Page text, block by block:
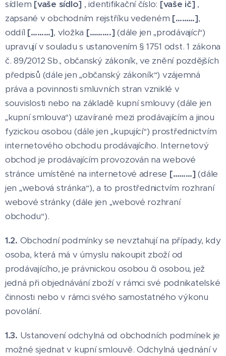
sídlem [vaše sídlo] , identifikační číslo: [vaše ič] ,
zapsané v obchodním rejstříku vedeném [………],
oddíl [………], vložka [……….] (dále jen „prodávající“)
upravují v souladu s ustanovením § 1751 odst. 1 zákona
č. 89/2012 Sb., občanský zákoník, ve znění pozdějších
předpisů (dále jen „občanský zákoník“) vzájemná
práva a povinnosti smluvních stran vzniklé v
souvislosti nebo na základě kupní smlouvy (dále jen
„kupní smlouva“) uzavírané mezi prodávajícím a jinou
fyzickou osobou (dále jen „kupující“) prostřednictvím
internetového obchodu prodávajícího. Internetový
obchod je prodávajícím provozován na webové
stránce umístěné na internetové adrese [………] (dále
jen „webová stránka“), a to prostřednictvím rozhraní
webové stránky (dále jen „webové rozhraní
obchodu“).
1.2. Obchodní podmínky se nevztahují na případy, kdy
osoba, která má v úmyslu nakoupit zboží od
prodávajícího, je právnickou osobou či osobou, jež
jedná při objednávání zboží v rámci své podnikatelské
činnosti nebo v rámci svého samostatného výkonu
povolání.
1.3. Ustanovení odchylná od obchodních podmínek je
možné sjednat v kupní smlouvě. Odchylná ujednání v